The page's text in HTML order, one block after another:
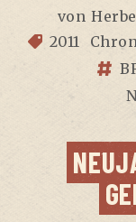
von
2011